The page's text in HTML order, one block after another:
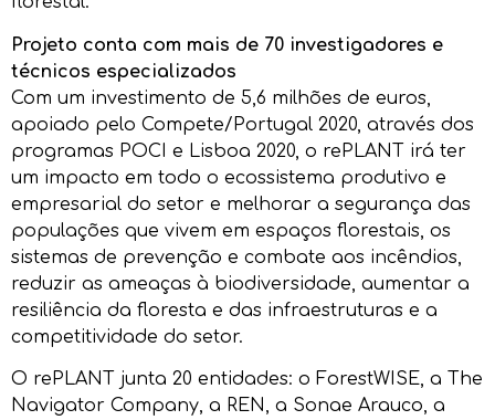
Projeto conta com mais de 70 investigadores e
técnicos especializados
Com um investimento de 5,6 milhões de euros,
apoiado pelo Compete/Portugal 2020, através dos
programas POCI e Lisboa 2020, o rePLANT irá ter
um impacto em todo o ecossistema produtivo e
empresarial do setor e melhorar a segurança das
populações que vivem em espaços florestais, os
sistemas de prevenção e combate aos incêndios,
reduzir as ameaças à biodiversidade, aumentar a
resiliência da floresta e das infraestruturas e a
competitividade do setor.
O rePLANT junta 20 entidades: o ForestWISE, a The
Navigator Company, a REN, a Sonae Arauco, a